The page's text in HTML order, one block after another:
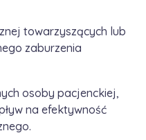
towarzyszących lub
zaburzenia
osoby pacjenckiej,
na efektywność